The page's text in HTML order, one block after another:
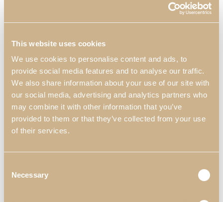
This website uses cookies
We use cookies to personalise content and ads, to
provide social media features and to analyse our traffic.
We also share information about your use of our site with
our social media, advertising and analytics partners who
may combine it with other information that you’ve
provided to them or that they’ve collected from your use
of their services.
Selection
Necessary